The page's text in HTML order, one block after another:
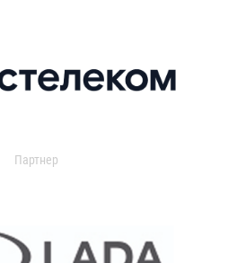
Партнер